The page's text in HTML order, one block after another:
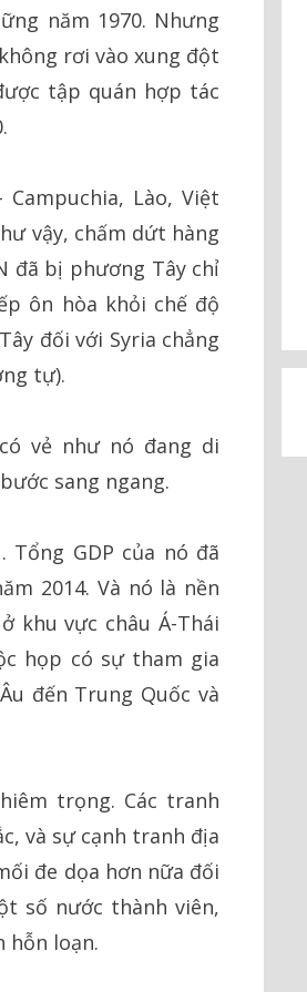
năm 1970. Nhưng
rơi vào xung đột
tập quán hợp tác
Lào, Việt
vậy, chấm dứt hàng
đã bị phương Tây chỉ
ôn hòa khỏi chế độ
đối với Syria chẳng
tự).
vẻ như nó đang di
sang ngang.
Tổng GDP của nó đã
2014. Và nó là nền
khu vực châu Á-Thái
họp có sự tham gia
đến Trung Quốc và
trọng. Các tranh
và sự cạnh tranh địa
đe dọa hơn nữa đối
số nước thành viên,
hỗn loạn.